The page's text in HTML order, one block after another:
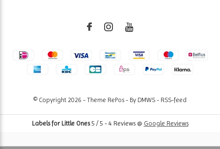
© Copyright 2026 - Theme RePos - By DMWS - RSS-feed
Labels for Little Ones5 / 5 - 4 Reviews @ Google Reviews